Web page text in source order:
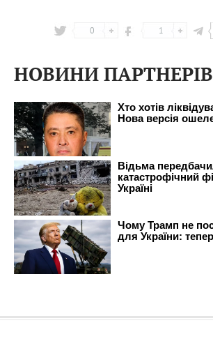
0 1
НОВИНИ ПАРТНЕРІВ